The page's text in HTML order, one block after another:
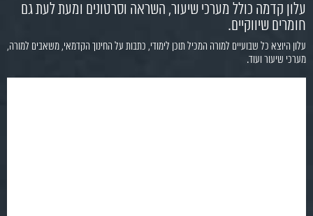
עלון קדמה כולל מערכי שיעור, השראה וסרטונים ומעת לעת גם
חומרים שיווקיים.
עלון היוצא כל שבועיים למורה המכיל תוכן לימודי, כתבות על החינוך הקדמאי, משאבים למורה,
מערכי שיעור ועוד.